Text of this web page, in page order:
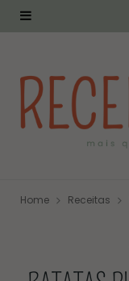
Home Receitas